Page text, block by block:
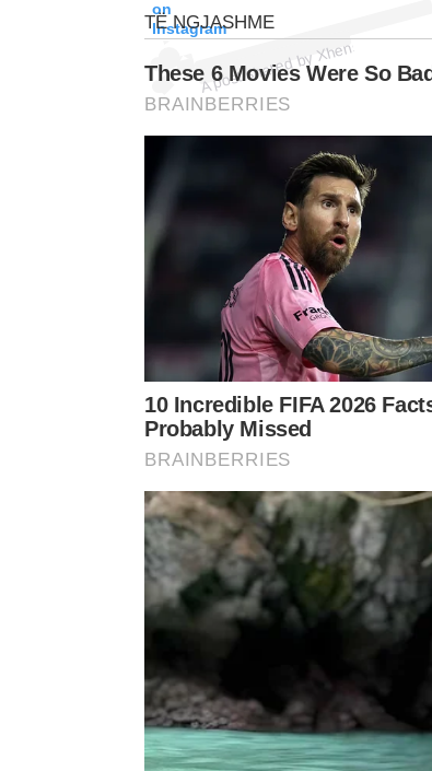
on
InstagramA post shared by Xhensila